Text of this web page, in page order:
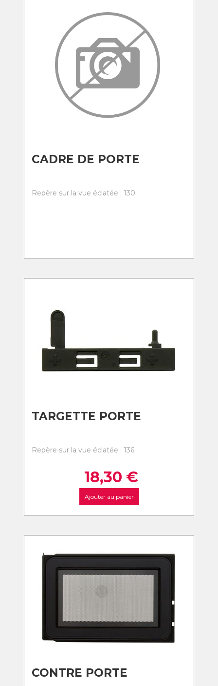
CADRE DE PORTE
Repère sur la vue éclatée : 130
TARGETTE PORTE
Repère sur la vue éclatée : 136
18,30 €
Ajouter au panier
CONTRE PORTE